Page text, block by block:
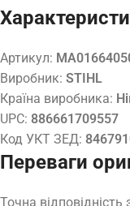
Артикул:
Виробник: STIHL
Країна виробника:
UPC: 886661709557
Код УКТ ЗЕД:
Переваги
Точна відповідність